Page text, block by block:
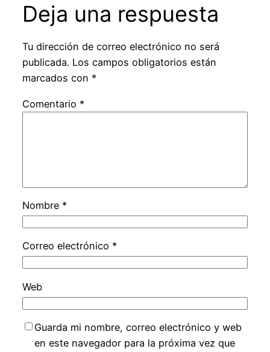
Deja una respuesta
Tu dirección de correo electrónico no será
publicada. Los campos obligatorios están
marcados con *
Comentario *
Nombre *
Correo electrónico *
Web
Guarda mi nombre, correo electrónico y web
en este navegador para la próxima vez que